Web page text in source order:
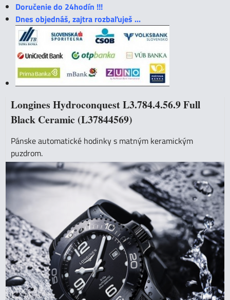
Doručenie do 24hodín !!!
Dnes objednáš, zajtra rozbaľuješ ...
Longines Hydroconquest L3.784.4.56.9 Full
Black Ceramic (L37844569)
Pánske automatické hodinky s matným keramickým
puzdrom.